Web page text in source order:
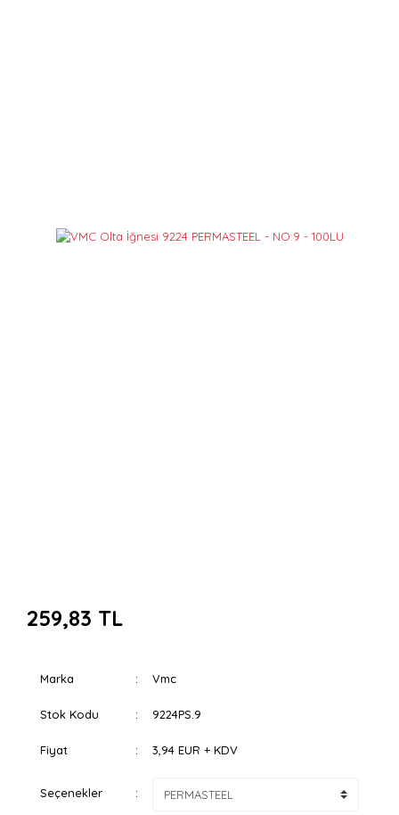
259,83 TL
Marka Vmc
Stok Kodu 9224PS.9
Fiyat 3,94 EUR + KDV
Seçenekler